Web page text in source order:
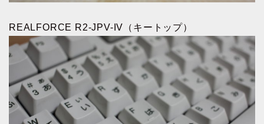
REALFORCE R2-JPV-IV（キートップ）